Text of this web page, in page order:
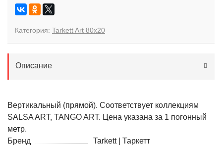
Категория: Tarkett Art 80x20
Описание
Вертикальный (прямой). Соответствует коллекциям
SALSA ART, TANGO ART. Цена указана за 1 погонный
метр.
Бренд
Tarkett | Таркетт